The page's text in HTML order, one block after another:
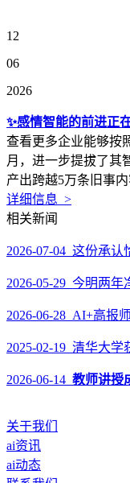
12
06
2026
✨感情智能的前进正
查看更多企业能够按
月，进一步提拔了其
产出跨越5万条旧事
详细信息 >
相关新闻
2026-07-04 这份承
2026-05-29 今明两
2026-06-28 AI+高报
2025-02-19 清华大学
2026-06-14 教师讲授
关于我们
ai资讯
ai动态